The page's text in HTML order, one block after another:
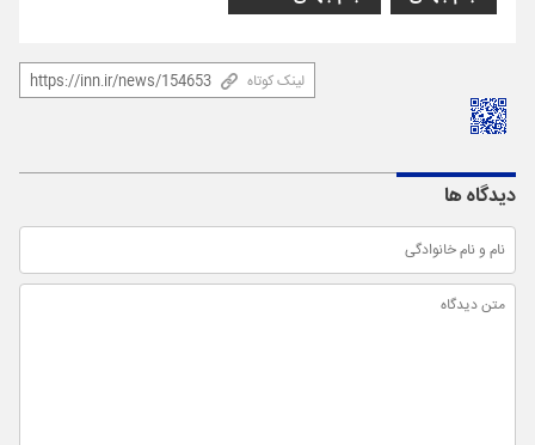
لینک کوتاه
دیدگاه ها